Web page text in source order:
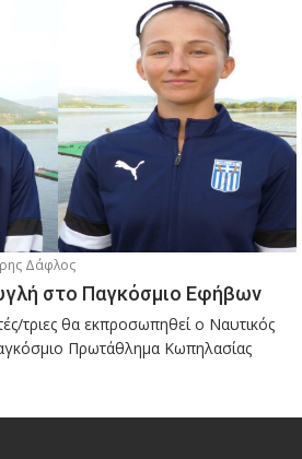
Δάφλος
στο Παγκόσμιο Εφήβων
τριες θα εκπροσωπηθεί ο Ναυτικός
Πρωτάθλημα Κωπηλασίας